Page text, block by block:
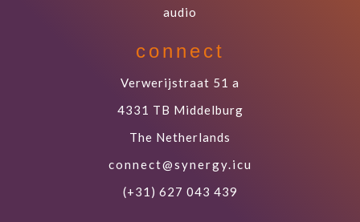
audio
connect
Verwerijstraat 51 a
4331 TB Middelburg
The Netherlands
connect@synergy.icu
(+31) 627 043 439